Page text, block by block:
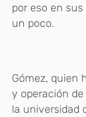
por eso en
un poco.
Gómez, quien
y operación
la universidad